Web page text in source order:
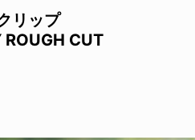
リップ
CUT